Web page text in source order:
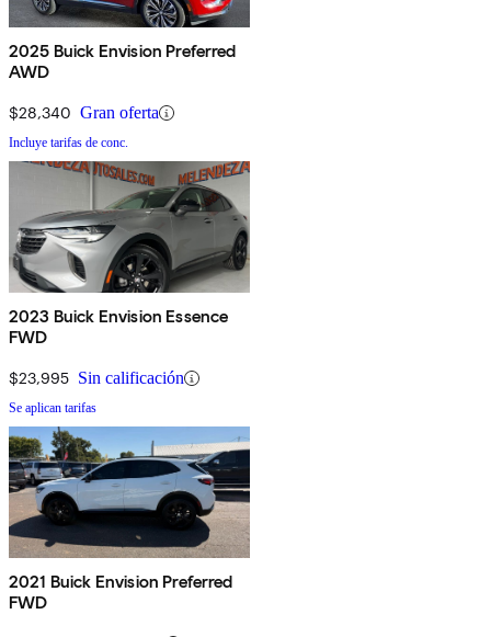
2025 Buick Envision Preferred
AWD
$28,340 Gran oferta
Incluye tarifas de conc.
2023 Buick Envision Essence
FWD
$23,995 Sin calificación
Se aplican tarifas
2021 Buick Envision Preferred
FWD